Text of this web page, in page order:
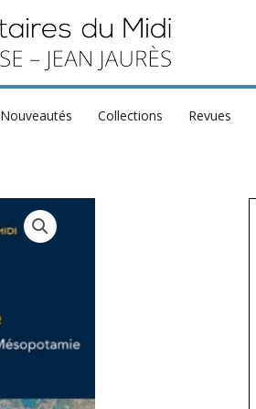
Nouveautés Collections Revues